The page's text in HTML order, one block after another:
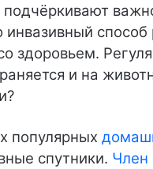
способ
здоровьем.
и на
популярных
спутники. Член